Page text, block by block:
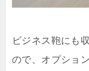
ビジネス鞄にも
ので、オプショ